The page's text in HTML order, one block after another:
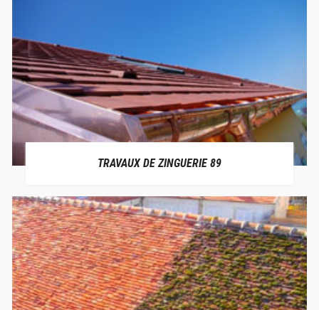
TRAVAUX DE ZINGUERIE 89